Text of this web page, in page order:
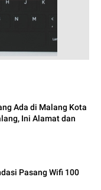
Ada di Malang Kota
Ini Alamat dan
Pasang Wifi 100